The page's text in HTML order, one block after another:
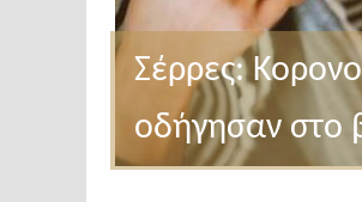
Σέρρες:
οδήγησαν στο